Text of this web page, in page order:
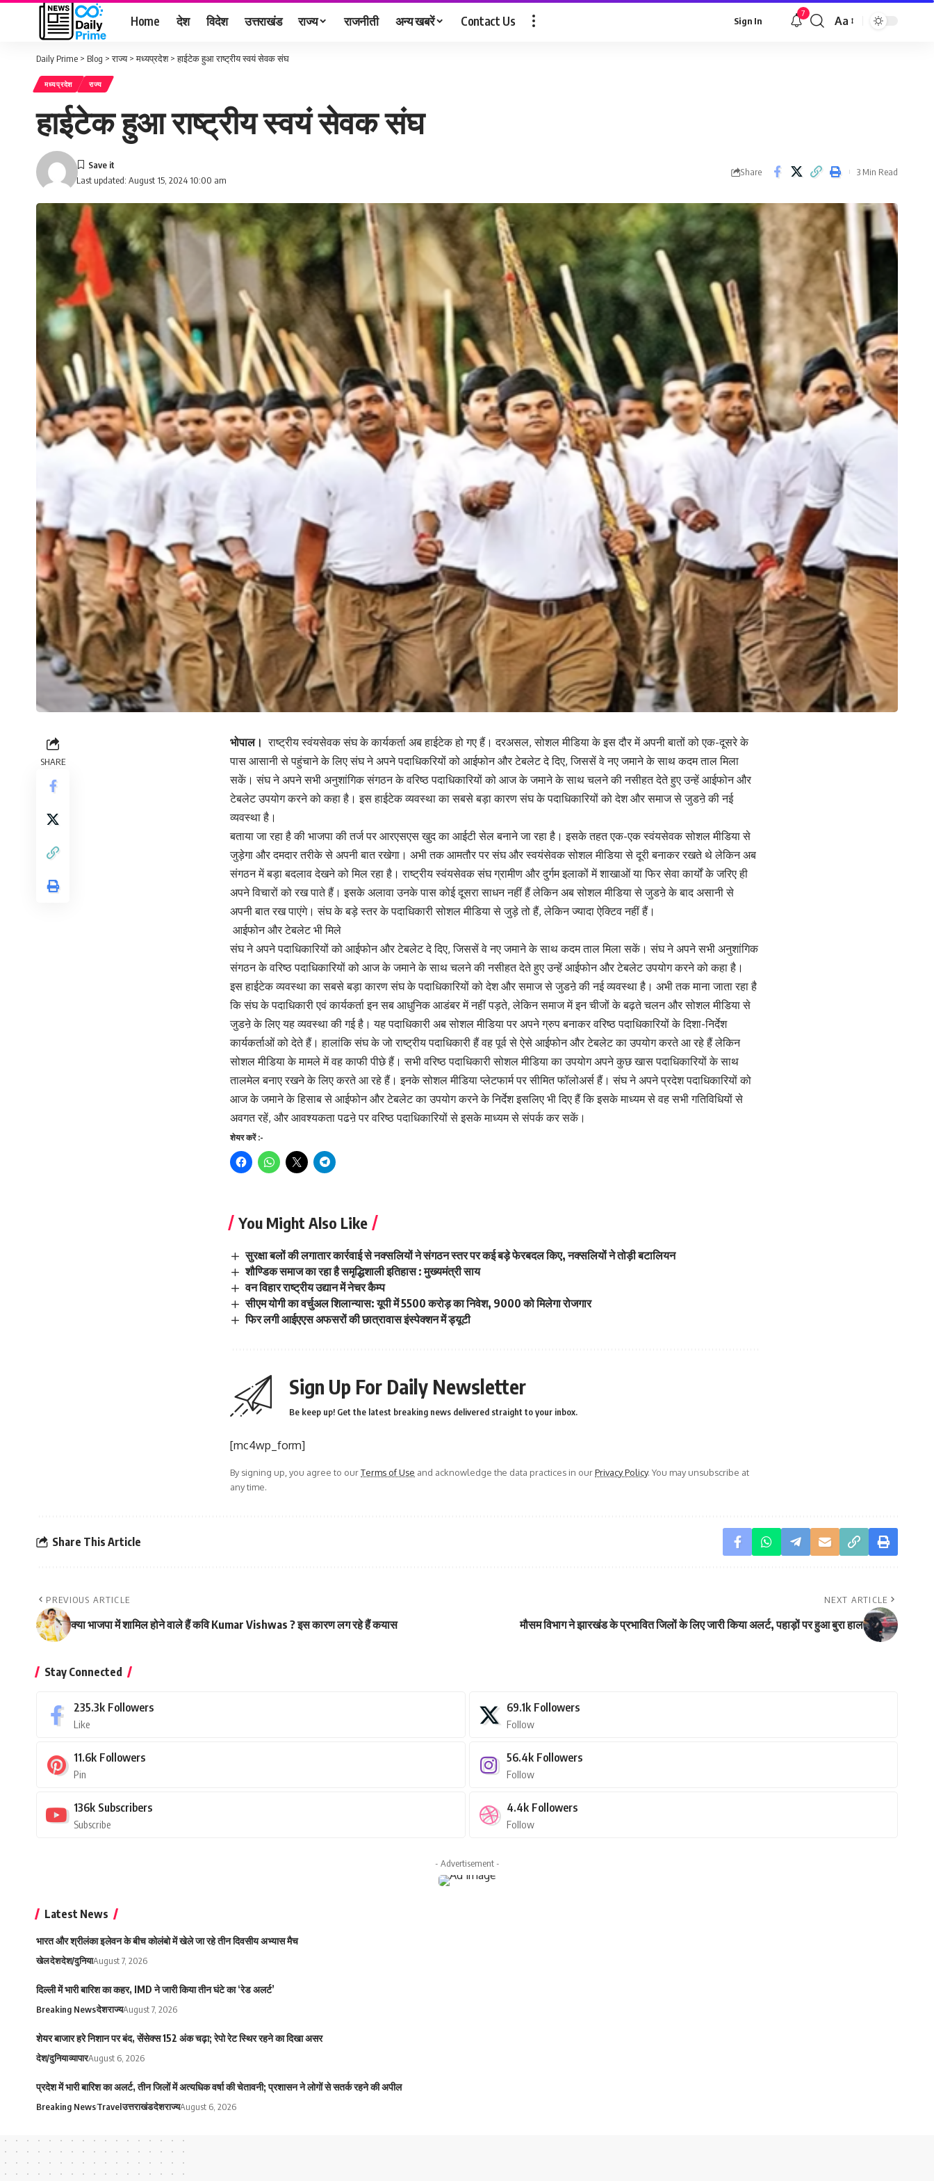
Home देश विदेश उत्तराखंड राज्य राजनीती अन्य खबरें Contact Us Sign In
7
Font
Aa
Daily Prime > Blog >राज्य>मध्यप्रदेश>हाईटेक हुआ राष्ट्रीय स्वयं सेवक संघ
मध्यप्रदेश राज्य
हाईटेक हुआ राष्ट्रीय स्वयं सेवक संघ
Last updated: August 15, 2024 10:00 am
Share 3 Min Read
SHARE
भोपाल।राष्ट्रीय स्वंयसेवक संघ के कार्यकर्ता अब हाईटेक हो गए हैं। दरअसल, सोशल मीडिया के इस दौर में अपनी बातों को एक-दूसरे के
पास आसानी से पहुंचाने के लिए संघ ने अपने पदाधिकरियों को आईफोन और टेबलेट दे दिए, जिससें वे नए जमाने के साथ कदम ताल मिला
सकें। संघ ने अपने सभी अनुशांगिक संगठन के वरिष्ठ पदाधिकारियों को आज के जमाने के साथ चलने की नसीहत देते हुए उन्हें आईफोन और
टेबलेट उपयोग करने को कहा है। इस हाईटेक व्यवस्था का सबसे बड़ा कारण संघ के पदाधिकारियों को देश और समाज से जुडऩे की नई
व्यवस्था है।
बताया जा रहा है की भाजपा की तर्ज पर आरएसएस खुद का आईटी सेल बनाने जा रहा है। इसके तहत एक-एक स्वंयसेवक सोशल मीडिया से
जुड़ेगा और दमदार तरीके से अपनी बात रखेगा। अभी तक आमतौर पर संघ और स्वयंसेवक सोशल मीडिया से दूरी बनाकर रखते थे लेकिन अब
संगठन में बड़ा बदलाव देखने को मिल रहा है। राष्ट्रीय स्वंयसेवक संघ ग्रामीण और दुर्गम इलाकों में शाखाओं या फिर सेवा कार्यों के जरिए ही
अपने विचारों को रख पाते हैं। इसके अलावा उनके पास कोई दूसरा साधन नहीं हैं लेकिन अब सोशल मीडिया से जुडऩे के बाद असानी से
अपनी बात रख पाएंगे। संघ के बड़े स्तर के पदाधिकारी सोशल मीडिया से जुड़े तो हैं, लेकिन ज्यादा ऐक्टिव नहीं हैं।
आईफोन और टेबलेट भी मिले
संघ ने अपने पदाधिकारियों को आईफोन और टेबलेट दे दिए, जिससें वे नए जमाने के साथ कदम ताल मिला सकें। संघ ने अपने सभी अनुशांगिक
संगठन के वरिष्ठ पदाधिकारियों को आज के जमाने के साथ चलने की नसीहत देते हुए उन्हें आईफोन और टेबलेट उपयोग करने को कहा है।
इस हाईटेक व्यवस्था का सबसे बड़ा कारण संघ के पदाधिकारियों को देश और समाज से जुडऩे की नई व्यवस्था है। अभी तक माना जाता रहा है
कि संघ के पदाधिकारी एवं कार्यकर्ता इन सब आधुनिक आडंबर में नहीं पड़ते, लेकिन समाज में इन चीजों के बढ़ते चलन और सोशल मीडिया से
जुडऩे के लिए यह व्यवस्था की गई है। यह पदाधिकारी अब सोशल मीडिया पर अपने ग्रुप बनाकर वरिष्ठ पदाधिकारियों के दिशा-निर्देश
कार्यकर्ताओं को देते हैं। हालांकि संघ के जो राष्ट्रीय पदाधिकारी हैं वह पूर्व से ऐसे आईफोन और टेबलेट का उपयोग करते आ रहे हैं लेकिन
सोशल मीडिया के मामले में वह काफी पीछे हैं। सभी वरिष्ठ पदाधिकारी सोशल मीडिया का उपयोग अपने कुछ खास पदाधिकारियों के साथ
तालमेल बनाए रखने के लिए करते आ रहे हैं। इनके सोशल मीडिया प्लेटफार्म पर सीमित फॉलोअर्स हैं। संघ ने अपने प्रदेश पदाधिकारियों को
आज के जमाने के हिसाब से आईफोन और टेबलेट का उपयोग करने के निर्देश इसलिए भी दिए हैं कि इसके माध्यम से वह सभी गतिविधियों से
अवगत रहें, और आवश्यकता पढऩे पर वरिष्ठ पदाधिकारियों से इसके माध्यम से संपर्क कर सकें।
शेयर करें :-
You Might Also Like
सुरक्षा बलों की लगातार कार्रवाई से नक्सलियों ने संगठन स्तर पर कई बड़े फेरबदल किए, नक्सलियों ने तोड़ी बटालियन
शौण्डिक समाज का रहा है समृद्धिशाली इतिहास : मुख्यमंत्री साय
वन विहार राष्ट्रीय उद्यान में नेचर कैम्प
सीएम योगी का वर्चुअल शिलान्यास: यूपी में 5500 करोड़ का निवेश, 9000 को मिलेगा रोजगार
फिर लगी आईएएस अफसरों की छात्रावास इंस्पेक्शन में ड्यूटी
Sign Up For Daily Newsletter
Be keep up! Get the latest breaking news delivered straight to your inbox.
[mc4wp_form]
By signing up, you agree to ourTerms of Use and acknowledge the data practices in ourPrivacy Policy. You may unsubscribe at
any time.
Share This Article
PREVIOUS ARTICLE
क्या भाजपा में शामिल होने वाले हैं कवि Kumar Vishwas ? इस कारण लग रहे हैं कयास
NEXT ARTICLE
मौसम विभाग ने झारखंड के प्रभावित जिलों के लिए जारी किया अलर्ट, पहाड़ों पर हुआ बुरा हाल
Stay Connected
235.3k Followers
Like
69.1k Followers
Follow
11.6k Followers
Pin
56.4k Followers
Follow
136k Subscribers
Subscribe
4.4k Followers
Follow
- Advertisement -
Latest News
भारत और श्रीलंका इलेवन के बीच कोलंबो में खेले जा रहे तीन दिवसीय अभ्यास मैच
खेलदेशदेश/दुनियाAugust 7, 2026
दिल्ली में भारी बारिश का कहर, IMD ने जारी किया तीन घंटे का ‘रेड अलर्ट’
Breaking Newsदेशराज्यAugust 7, 2026
शेयर बाजार हरे निशान पर बंद, सेंसेक्स 152 अंक चढ़ा; रेपो रेट स्थिर रहने का दिखा असर
देश/दुनियाव्यापारAugust 6, 2026
प्रदेश में भारी बारिश का अलर्ट, तीन जिलों में अत्यधिक वर्षा की चेतावनी; प्रशासन ने लोगों से सतर्क रहने की अपील
Breaking NewsTravelउत्तराखंडदेशराज्यAugust 6, 2026